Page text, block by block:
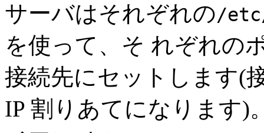
サーバはそれぞれの/
を使って、そ れぞれの
接続先にセットします(
IP 割りあてになります)